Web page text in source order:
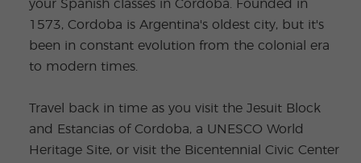
your Spanish classes in Cordoba. Founded in
1573, Cordoba is Argentina's oldest city, but it's
been in constant evolution from the colonial era
to modern times.
Travel back in time as you visit the Jesuit Block
and Estancias of Cordoba, a UNESCO World
Heritage Site, or visit the Bicentennial Civic Center